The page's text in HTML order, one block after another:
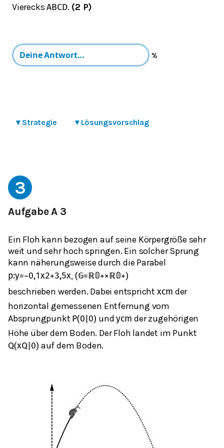
VierecksABCD. (2 P)
%
▾ Strategie ▾ Lösungsvorschlag
3
Aufgabe A 3
Ein Floh kann bezogen auf seine Körpergröße sehr
weit und sehr hoch springen. Ein solcher Sprung
kann näherungsweise durch die Parabel
p:y=−0,1 x2+3,5x, (𝔾= ℝ𝟘+× ℝ𝟘+)
beschrieben werden. Dabei entspricht xcm der
horizontal gemessenen Entfernung vom
Absprungpunkt P(0 0) undycm der zugehörigen
Höhe über dem Boden. Der Floh landet im Punkt
Q(xQ 0) auf dem Boden.